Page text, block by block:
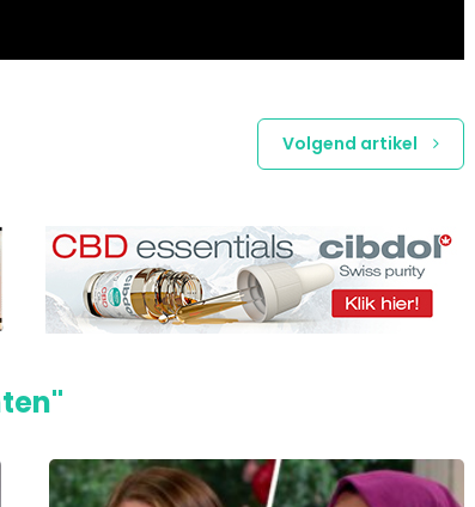
Volgend artikel